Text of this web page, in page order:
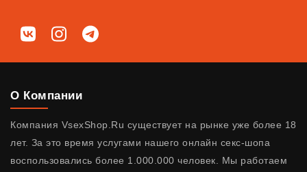
Мы в соц. сетях
ВКонтактеInstagramTelegram
О Компании
Компания VsexShop.Ru существует на рынке уже более 18
лет. За это время услугами нашего онлайн секс-шопа
воспользовались более 1.000.000 человек. Мы работаем